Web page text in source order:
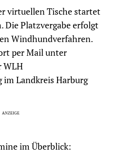
virtuellen Tische startet
Die Platzvergabe erfolgt
Windhundverfahren.
per Mail unter
WLH
Landkreis Harburg
im Überblick: